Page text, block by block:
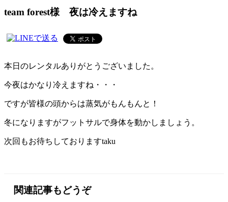
team forest様 夜は冷えますね
本日のレンタルありがとうございました。
今夜はかなり冷えますね・・・
ですが皆様の頭からは蒸気がもんもんと！
冬になりますがフットサルで身体を動かしましょう。
次回もお待ちしておりますtaku
関連記事もどうぞ